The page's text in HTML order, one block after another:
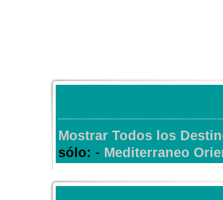
Mostrar Todos los
sólo: - Mediterraneo